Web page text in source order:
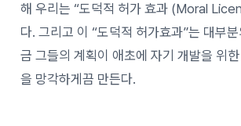
해 우리는 “도덕적 허가 효과 (Moral
다. 그리고 이 “도덕적 허가효과”는 대부
금 그들의 계획이 애초에 자기 개발을 위
을 망각하게끔 만든다.